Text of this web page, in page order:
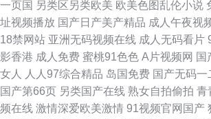
一页国 另类区另类欧美 欧美色图乱伦小说
址视频播放 国产日产美产精品 成人午夜视
18禁网站 亚洲无码视频在线 成人无码看片
影香港 成人免费 蜜桃91色色 A片视频网 国
女人
人人97综合精品 岛国免费 国产无码一
国产第66页 另类国产在线 熟女自拍偷拍 青
频在线 激情深爱欧美激情 91视频官网国产